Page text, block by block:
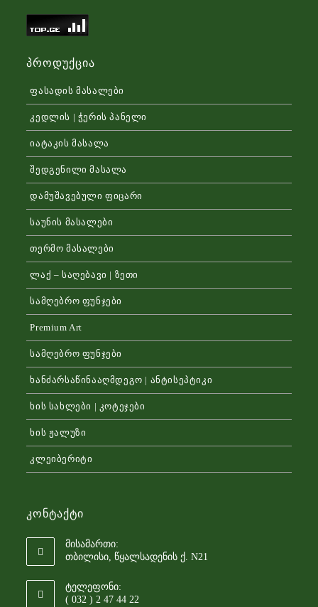
Პროდუქცია
ფასადის მასალები
კედლის | ჭერის პანელი
იატაკის მასალა
შედგენილი მასალა
დამუშავებული ფიცარი
საუნის მასალები
თერმო მასალები
ლაქ – საღებავი | ზეთი
სამღებრო ფუნჯები
Premium Art
სამღებრო ფუნჯები
ხანძარსაწინააღმდეგო | ანტისეპტიკი
ხის სახლები | კოტეჯები
ხის ჟალუზი
კლეიბერიტი
Კონტაქტი
მისამართი:
თბილისი, წყალსადენის ქ. N21
ტელეფონი:
( 032 ) 2 47 44 22